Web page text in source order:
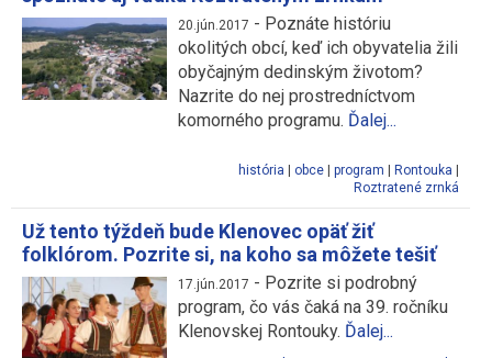
20.jún.2017 - Poznáte históriu
okolitých obcí, keď ich obyvatelia žili
obyčajným dedinským životom?
Nazrite do nej prostredníctvom
komorného programu. Ďalej...
história obce program Rontouka
Roztratené zrnká
Už tento týždeň bude Klenovec opäť žiť
folklórom. Pozrite si, na koho sa môžete tešiť
17.jún.2017 - Pozrite si podrobný
program, čo vás čaká na 39. ročníku
Klenovskej Rontouky. Ďalej...